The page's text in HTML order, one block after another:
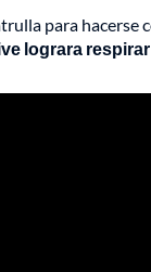
para hacerse
lograra